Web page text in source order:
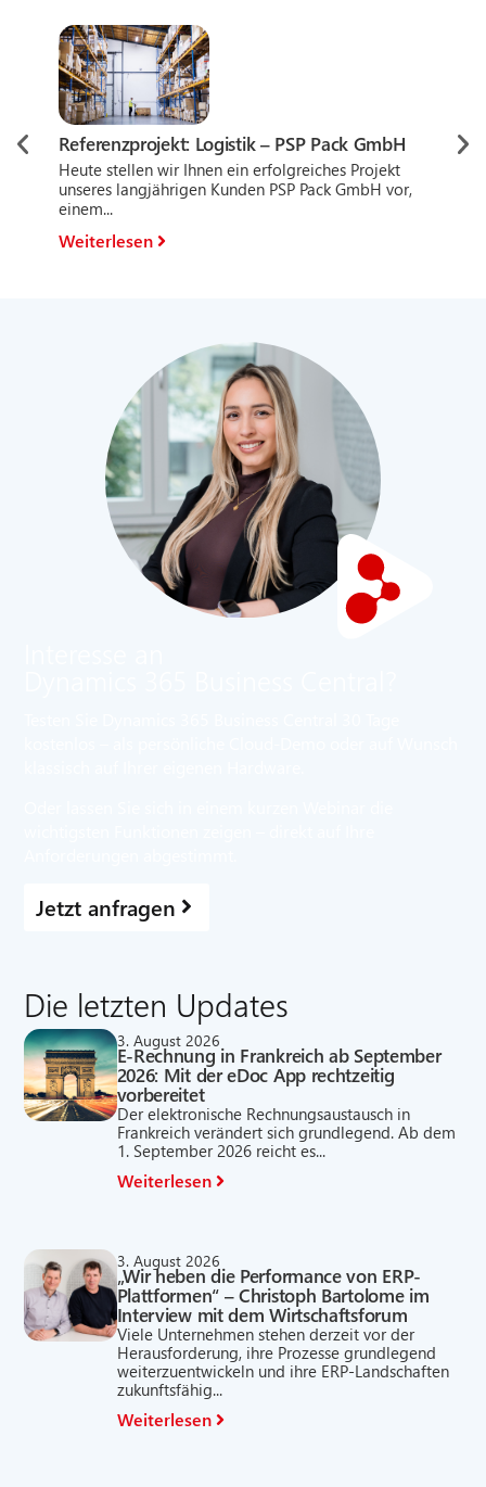
Referenzprojekt: Logistik – PSP Pack GmbH
Heute stellen wir Ihnen ein erfolgreiches Projekt
unseres langjährigen Kunden PSP Pack GmbH vor,
einem...
Weiterlesen
Jetzt anfragen
Die letzten Updates
3. August 2026
E-Rechnung in Frankreich ab September
2026: Mit der eDoc App rechtzeitig
vorbereitet
Der elektronische Rechnungsaustausch in
Frankreich verändert sich grundlegend. Ab dem
1. September 2026 reicht es...
Weiterlesen
3. August 2026
„Wir heben die Performance von ERP-
Plattformen“ – Christoph Bartolome im
Interview mit dem Wirtschaftsforum
Viele Unternehmen stehen derzeit vor der
Herausforderung, ihre Prozesse grundlegend
weiterzuentwickeln und ihre ERP-Landschaften
zukunftsfähig...
Weiterlesen